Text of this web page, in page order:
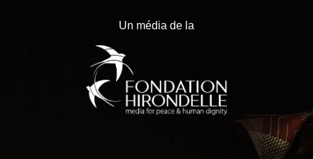
Un média de la